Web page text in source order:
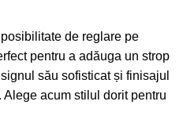
de reglare pe
pentru a adăuga un strop
său sofisticat și finisajul
acum stilul dorit pentru